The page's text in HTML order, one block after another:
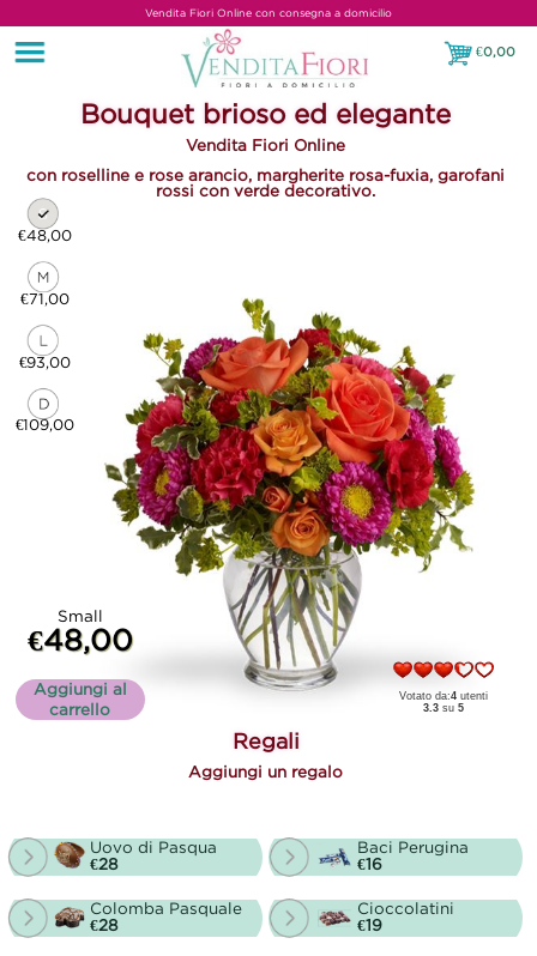
Vendita Fiori Online con consegna a domicilio
€0,00
€0,00
Bouquet brioso ed elegante
Vendita Fiori Online
con roselline e rose arancio, margherite rosa-fuxia, garofani
rossi con verde decorativo.
€48,00
€71,00
€93,00
€109,00
Small
€48,00
Aggiungi al
carrello
Votato da:4 utenti
3.3 su5
Regali
Aggiungi un regalo
Uovo di Pasqua
€28
Colomba Pasquale
€28
Baci Perugina
€16
Cioccolatini
€19